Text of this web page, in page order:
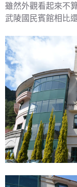
雖然外觀看起來不
武陵國民賓館相比